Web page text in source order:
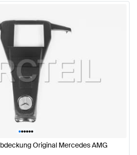
••••••
Original Mercedes AMG